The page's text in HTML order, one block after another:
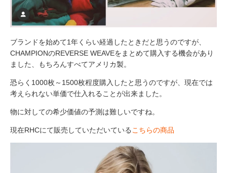
ブランドを始めて1年くらい経過したときだと思うのですが、
CHAMPIONのREVERSE WEAVEをまとめて購入する機会があり
ました、もちろんすべてアメリカ製。
恐らく 1000枚～ 1500枚程度購入したと思うのですが、現在では
考えられない単価で仕入れることが出来ました。
物に対しての希少価値の予測は難しいですね。
現在RHCにて販売していただいている こちらの商品